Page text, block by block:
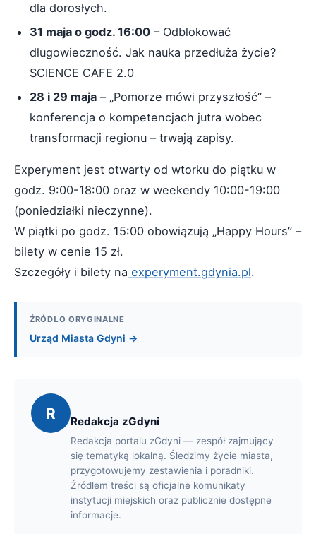
dla dorosłych.
31 maja o godz. 16:00 – Odblokować
długowieczność. Jak nauka przedłuża życie?
SCIENCE CAFE 2.0
28 i 29 maja – „Pomorze mówi przyszłość” –
konferencja o kompetencjach jutra wobec
transformacji regionu – trwają zapisy.
Experyment jest otwarty od wtorku do piątku w
godz. 9:00-18:00 oraz w weekendy 10:00-19:00
(poniedziałki nieczynne).
W piątki po godz. 15:00 obowiązują „Happy Hours” –
bilety w cenie 15 zł.
Szczegóły i bilety na experyment.gdynia.pl.
ŹRÓDŁO ORYGINALNE
Urząd Miasta Gdyni →
R Redakcja zGdyni
Redakcja portalu zGdyni — zespół zajmujący
się tematyką lokalną. Śledzimy życie miasta,
przygotowujemy zestawienia i poradniki.
Źródłem treści są oficjalne komunikaty
instytucji miejskich oraz publicznie dostępne
informacje.